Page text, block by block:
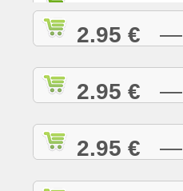
2.95 € —
2.95 € —
2.95 € —